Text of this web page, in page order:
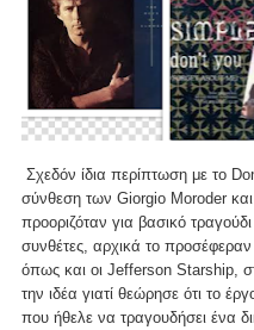
Σχεδόν ίδια περίπτωση με το
σύνθεση των Giorgio Moroder
προοριζόταν για βασικό
συνθέτες, αρχικά το
όπως και οι Jefferson Starship,
την ιδέα γιατί θεώρησε ότι το
που ήθελε να τραγουδήσει ένα